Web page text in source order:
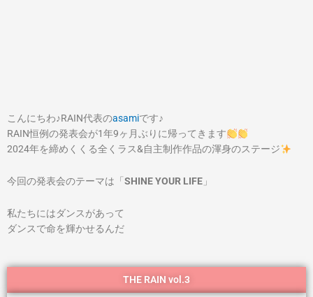
こんにちわ♪RAIN代表のasamiです♪
RAIN恒例の発表会が1年9ヶ月ぶりに帰ってきます
2024年を締めくくる全くラス&自主制作作品の渾身のステージ
今回の発表会のテーマは「 SHINE YOUR LIFE 」
私たちにはダンスがあって
ダンスで命を輝かせるんだ
THE RAIN vol.3